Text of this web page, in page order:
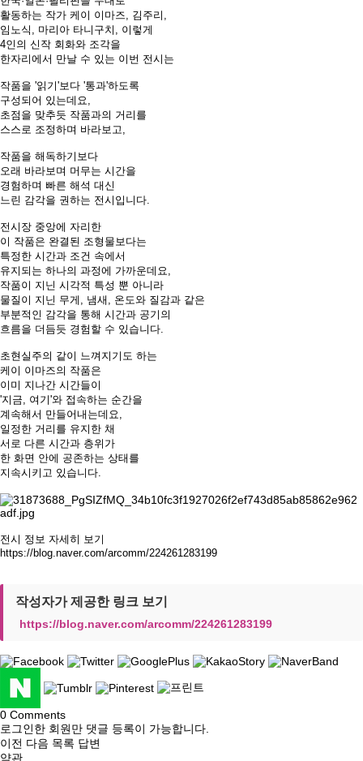
활동하는 작가 케이 이마즈, 김주리,
임노식, 마리아 타니구치, 이렇게
4인의 신작 회화와 조각을
한자리에서 만날 수 있는 이번 전시는
작품을 '읽기'보다 '통과'하도록
구성되어 있는데요,
초점을 맞추듯 작품과의 거리를
스스로 조정하며 바라보고,
작품을 해독하기보다
오래 바라보며 머무는 시간을
경험하며 빠른 해석 대신
느린 감각을 권하는 전시입니다.
전시장 중앙에 자리한
이 작품은 완결된 조형물보다는
특정한 시간과 조건 속에서
유지되는 하나의 과정에 가까운데요,
작품이 지닌 시각적 특성 뿐 아니라
물질이 지닌 무게, 냄새, 온도와 질감과 같은
부분적인 감각을 통해 시간과 공기의
흐름을 더듬듯 경험할 수 있습니다.
초현실주의 같이 느껴지기도 하는
케이 이마즈의 작품은
이미 지나간 시간들이
'지금, 여기'와 접속하는 순간을
계속해서 만들어내는데요,
일정한 거리를 유지한 채
서로 다른 시간과 층위가
한 화면 안에 공존하는 상태를
지속시키고 있습니다.
전시 정보 자세히 보기
https://blog.naver.com/arcomm/224261283199
작성자가 제공한 링크 보기
https://blog.naver.com/arcomm/224261283199
0 Comments
로그인한 회원만 댓글 등록이 가능합니다.
이전 다음 목록 답변
약관